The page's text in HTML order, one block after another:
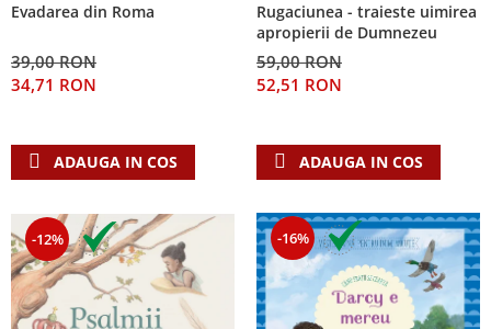
Evadarea din Roma
39,00 RON
34,71 RON
ADAUGA IN COS
Rugaciunea - traieste uimirea
apropierii de Dumnezeu
59,00 RON
52,51 RON
ADAUGA IN COS
-12% -16%